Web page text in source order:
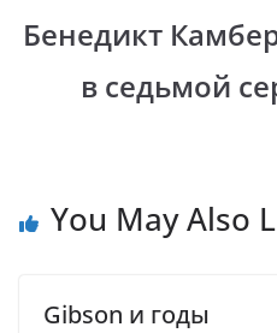
Бенедикт
в седьмой
You May Also
Gibson и годы